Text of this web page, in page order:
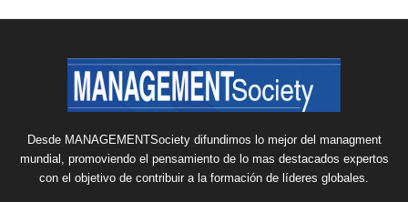
Desde MANAGEMENTSociety difundimos lo mejor del managment
mundial, promoviendo el pensamiento de lo mas destacados expertos
con el objetivo de contribuir a la formación de líderes globales.